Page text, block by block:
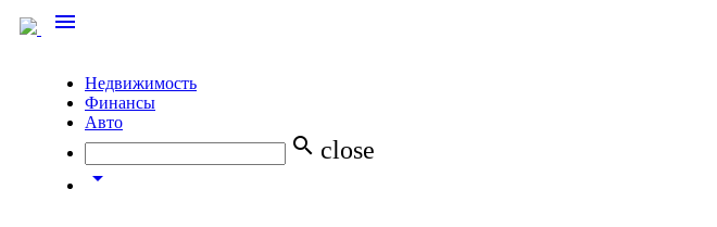
menu
Недвижимость
Финансы
Авто
search close
arrow_drop_down